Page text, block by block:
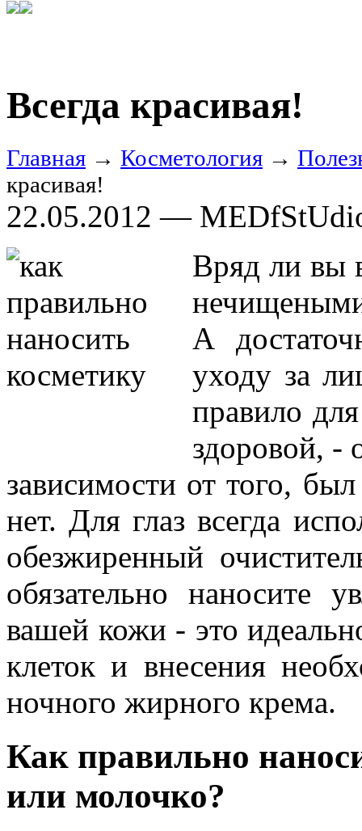
Всегда красивая!
Главная → Косметология →
красивая!
22.05.2012 —
Вряд ли вы
А
уходу за
правило
здоровой, -
зависимости от того,
нет. Для глаз всегда
обезжиренный
обязательно наносите
вашей кожи - это
клеток и внесения
ночного жирного крема.
Как правильно
или молочко?